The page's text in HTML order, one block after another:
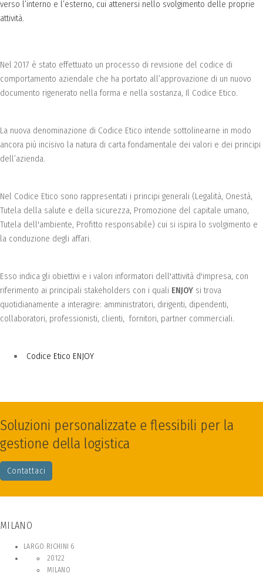
verso l’interno e l’esterno, cui attenersi nello svolgimento delle proprie
attività.
Nel 2017 è stato effettuato un processo di revisione del codice di
comportamento aziendale che ha portato all’approvazione di un nuovo
documento rigenerato nella forma e nella sostanza, Il Codice Etico.
La nuova denominazione di Codice Etico intende sottolinearne in modo
ancora più incisivo la natura di carta fondamentale dei valori e dei principi
dell’azienda.
Nel Codice Etico sono rappresentati i principi generali (Legalità, Onestà,
Tutela della salute e della sicurezza, Promozione del capitale umano,
Tutela dell'ambiente, Profitto responsabile) cui si ispira lo svolgimento e
la conduzione degli affari.
Esso indica gli obiettivi e i valori informatori dell'attività d'impresa, con
riferimento ai principali stakeholders con i quali ENJOY si trova
quotidianamente a interagire: amministratori, dirigenti, dipendenti,
collaboratori, professionisti, clienti, fornitori, partner commerciali.
Codice Etico ENJOY
Soluzioni personalizzate e flessibili per la
gestione della logistica
Contattaci
MILANO
LARGO RICHINI 6
20122
MILANO